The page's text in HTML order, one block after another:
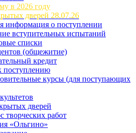
в 2026 году
дверей 28.07.26
информация о поступлении
вступительных испытаний
списки
(общежитие)
кредит
поступлению
курсы (для поступающих
дверей
творческих работ
«Ольгино»